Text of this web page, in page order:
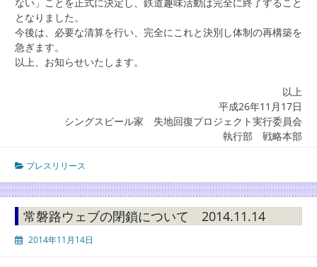
となりました。
今後は、必要な清算を行い、完全にこれと決別し体制の再構築を
急ぎます。
以上、お知らせいたします。
以上
平成26年11月17日
シングスピール家 失地回復プロジェクト実行委員会
執行部 戦略本部
プレスリリース
常磐路ウェブの閉鎖について 2014.11.14
2014年11月14日